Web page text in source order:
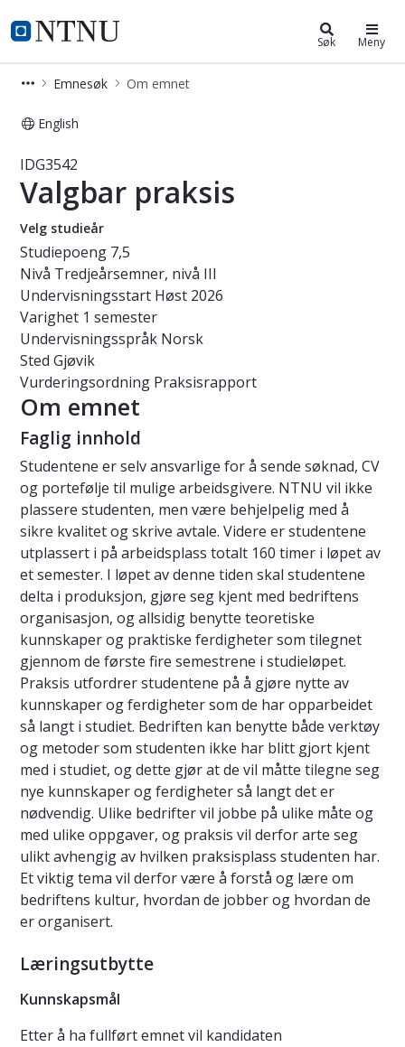
NTNU Hjemmeside
Studier Søk Meny
Emnesøk Om emnet
English
Emne - Valgbar praksis - IDG3542
IDG3542
Valgbar praksis
Velg studieår
Studiepoeng 7,5
Nivå Tredjeårsemner, nivå III
Undervisningsstart Høst 2026
Varighet 1 semester
Undervisningsspråk Norsk
Sted Gjøvik
Vurderingsordning Praksisrapport
Om emnet
Faglig innhold
Studentene er selv ansvarlige for å sende søknad, CV
og portefølje til mulige arbeidsgivere. NTNU vil ikke
plassere studenten, men være behjelpelig med å
sikre kvalitet og skrive avtale. Videre er studentene
utplassert i på arbeidsplass totalt 160 timer i løpet av
et semester. I løpet av denne tiden skal studentene
delta i produksjon, gjøre seg kjent med bedriftens
organisasjon, og allsidig benytte teoretiske
kunnskaper og praktiske ferdigheter som tilegnet
gjennom de første fire semestrene i studieløpet.
Praksis utfordrer studentene på å gjøre nytte av
kunnskaper og ferdigheter som de har opparbeidet
så langt i studiet. Bedriften kan benytte både verktøy
og metoder som studenten ikke har blitt gjort kjent
med i studiet, og dette gjør at de vil måtte tilegne seg
nye kunnskaper og ferdigheter så langt det er
nødvendig. Ulike bedrifter vil jobbe på ulike måte og
med ulike oppgaver, og praksis vil derfor arte seg
ulikt avhengig av hvilken praksisplass studenten har.
Et viktig tema vil derfor være å forstå og lære om
bedriftens kultur, hvordan de jobber og hvordan de
er organisert.
Læringsutbytte
Kunnskapsmål
Etter å ha fullført emnet vil kandidaten